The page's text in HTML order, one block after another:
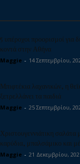
5 υπέροχοι προορισμοί για
κοντά στην Αθήνα
Maggie - 14 Σεπτεμβρίου,
Μπιφτέκια λαχανικών, η
ξετρελλάνει τα παιδιά
Maggie - 25 Σεπτεμβρίου,
Χριστουγεννιάτικη σαλάτα
καρύδια, μπαλσάμικο και
Maggie - 21 Δεκεμβρίου,